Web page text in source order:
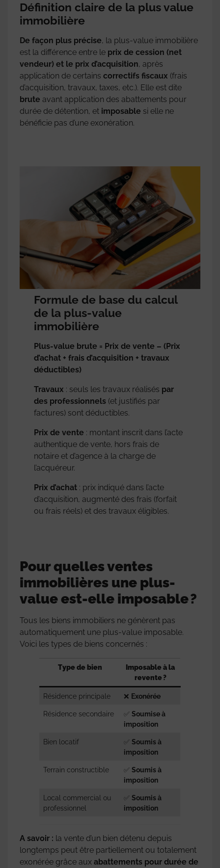
Définition claire de la plus value
immobilière
De façon plus précise, la plus-value immobilière
est la différence entre le prix de cession (net
vendeur) et le prix d’acquisition, après
application de certains correctifs fiscaux (frais
d’acquisition, travaux, taxes, etc.). Elle est dite
brute avant application des abattements pour
durée de détention, et imposable si elle ne
bénéficie pas d’une exonération.
Formule de base du calcul
de la plus-value
immobilière
Plus-value brute = Prix de vente – (Prix
d’achat + frais d’acquisition + travaux
déductibles)
Travaux : seuls les travaux réalisés par
des professionnels (et justifiés par
factures) sont déductibles.
Prix de vente : montant inscrit dans l’acte
authentique de vente, hors frais de
notaire et d’agence à la charge de
l’acquéreur.
Prix d’achat : prix indiqué dans l’acte
d’acquisition, augmenté des frais (forfait
ou frais réels) et des travaux éligibles.
Pour quelles ventes
immobilières une plus-
value est-elle imposable ?
Tous les biens immobiliers ne génèrent pas
automatiquement une plus-value imposable.
Voici les types de biens concernés :
Type de bien
Imposable à la
revente ?
Résidence principale ❌ Exonérée
Résidence secondaire ✅Soumise à
imposition
Bien locatif ✅Soumis à
imposition
Terrain constructible ✅Soumis à
imposition
Local commercial ou
professionnel
✅Soumis à
imposition
A savoir : la vente d’un bien détenu depuis
longtemps peut être partiellement ou totalement
exonérée grâce aux abattements pour durée de